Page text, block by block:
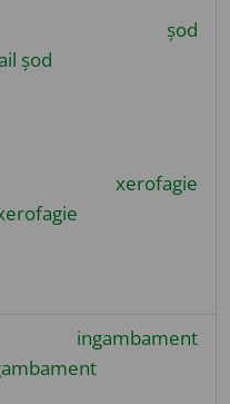
șod
xerofagie
ingambament